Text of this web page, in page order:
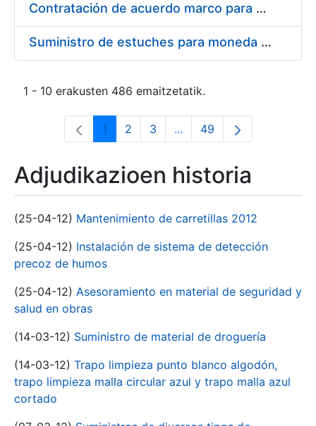
Contratación de acuerdo marco para el Suministro de Material de Electricidad para la Fábrica Nacional de Moneda y Timbre-Real Casa de la Moneda en su centro de trabajo de Burgos
Suministro de estuches para moneda de 30 €
1 - 10 erakusten 486 emaitzetatik.
Orrialdea
1 Orrialdea
2 Orrialdea
3 ...Intermediate Pages Use
Orrialdea
49
Adjudikazioen historia
(25-04-12) Mantenimiento de carretillas 2012
(25-04-12) Instalación de sistema de detección
precoz de humos
(25-04-12) Asesoramiento en material de seguridad y
salud en obras
(14-03-12) Suministro de material de droguería
(14-03-12) Trapo limpieza punto blanco algodón,
trapo limpieza malla circular azul y trapo malla azul
cortado